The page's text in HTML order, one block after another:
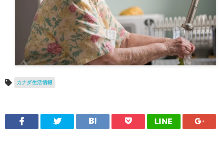
カナダ生活情報
LINE